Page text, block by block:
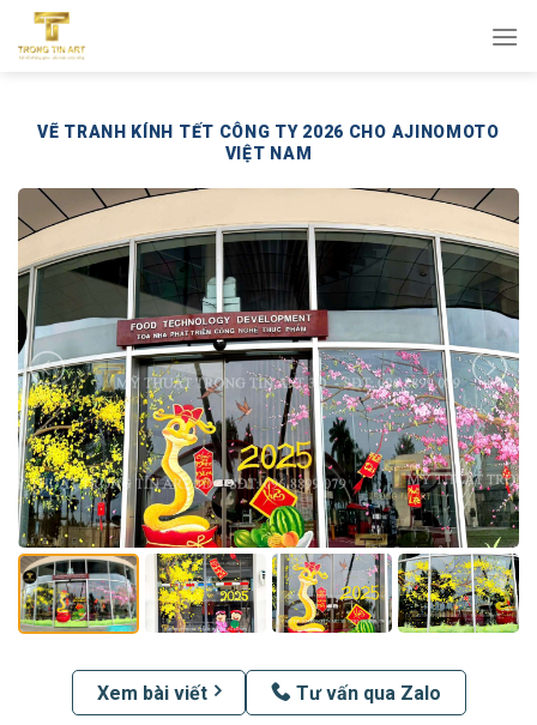
qua
VẼ TRANH KÍNH TẾT CÔNG TY 2026 CHO AJINOMOTO
VIỆT NAM
Xem bài viết Tư vấn qua Zalo